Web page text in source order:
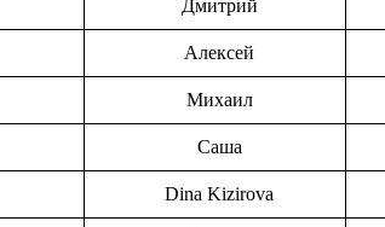
Дмитрий
Алексей
Михаил
Саша
Dina Kizirova